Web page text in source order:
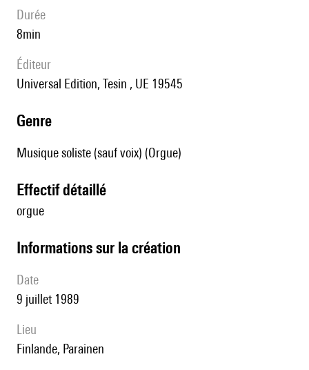
durée
8min
éditeur
Universal Edition, Tesin , UE 19545
genre
Musique soliste (sauf voix) (Orgue)
effectif détaillé
orgue
informations sur la création
date
9 juillet 1989
lieu
Finlande, Parainen